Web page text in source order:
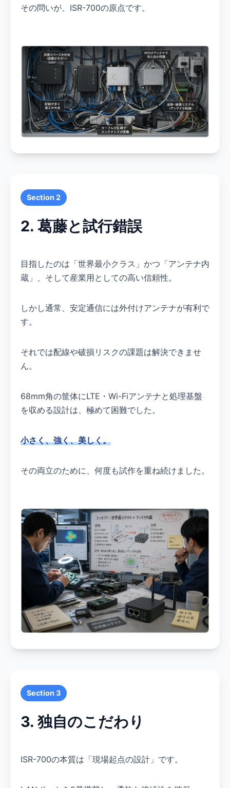
その問いが、ISR-700の原点です。
Section 2
2. 葛藤と試行錯誤
目指したのは「世界最小クラス」かつ「アンテナ内
蔵」、そして産業用としての高い信頼性。
しかし通常、安定通信には外付けアンテナが有利で
す。
それでは配線や破損リスクの課題は解決できませ
ん。
68mm角の筐体にLTE・Wi-Fiアンテナと処理基盤
を収める設計は、極めて困難でした。
小さく、強く、美しく。
その両立のために、何度も試作を重ね続けました。
Section 3
3. 独自のこだわり
ISR-700の本質は「現場起点の設計」です。